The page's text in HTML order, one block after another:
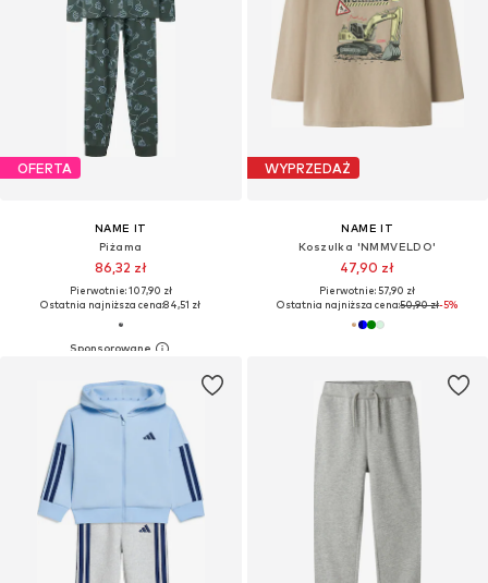
OFERTA
NAME IT
Piżama
86,32 zł
Pierwotnie: 107,90 zł
Ostatnia najniższa cena:84,51 zł
WYPRZEDAŻ
NAME IT
Koszulka 'NMMVELDO'
47,90 zł
Pierwotnie: 57,90 zł
Ostatnia najniższa cena:50,90 zł-5%